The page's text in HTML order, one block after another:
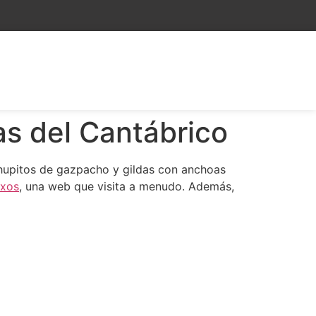
del Cantábrico
de gazpacho y gildas con anchoas
, una web que visita a menudo. Además,